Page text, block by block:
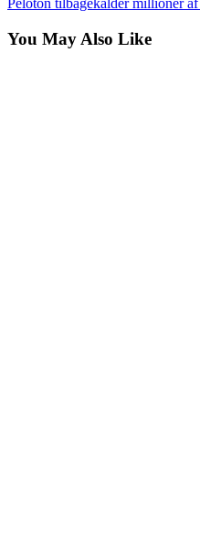
Peloton tilbagekalder millioner
You May Also Like